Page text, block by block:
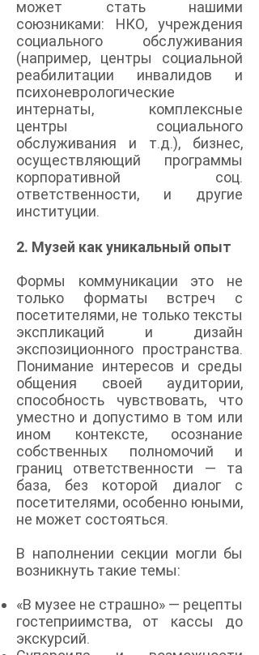
может стать нашими
союзниками: НКО, учреждения
социального обслуживания
(например, центры социальной
реабилитации инвалидов и
психоневрологические
интернаты, комплексные
центры социального
обслуживания и т.д.), бизнес,
осуществляющий программы
корпоративной соц.
ответственности, и другие
институции.
2. Музей как уникальный опыт
Формы коммуникации это не
только форматы встреч с
посетителями, не только тексты
экспликаций и дизайн
экспозиционного пространства.
Понимание интересов и среды
общения своей аудитории,
способность чувствовать, что
уместно и допустимо в том или
ином контексте, осознание
собственных полномочий и
границ ответственности — та
база, без которой диалог с
посетителями, особенно юными,
не может состояться.
В наполнении секции могли бы
возникнуть такие темы:
«В музее не страшно» — рецепты
гостеприимства, от кассы до
экскурсий.